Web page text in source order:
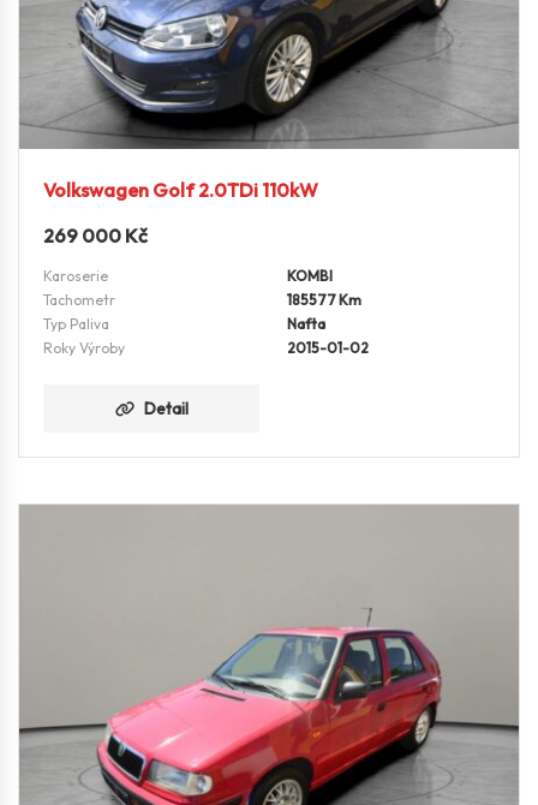
Volkswagen Golf 2.0TDi 110kW
269 000 Kč
Karoserie
KOMBI
Tachometr
185577 Km
Typ Paliva
Nafta
Roky Výroby
2015-01-02
Detail